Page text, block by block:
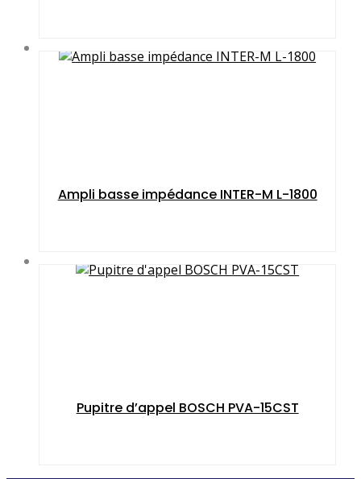
Ampli basse impé­dance INTER-M L-1800
Pupitre d’appel BOSCH PVA-15CST